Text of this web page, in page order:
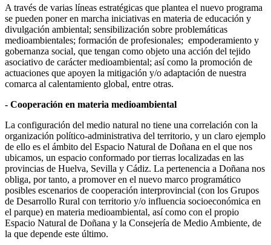
A través de varias líneas estratégicas que plantea el nuevo programa
se pueden poner en marcha iniciativas en materia de educación y
divulgación ambiental; sensibilización sobre problemáticas
medioambientales; formación de profesionales; empoderamiento y
gobernanza social, que tengan como objeto una acción del tejido
asociativo de carácter medioambiental; así como la promoción de
actuaciones que apoyen la mitigación y/o adaptación de nuestra
comarca al calentamiento global, entre otras.
- Cooperación en materia medioambiental
La configuración del medio natural no tiene una correlación con la
organización político-administrativa del territorio, y un claro ejemplo
de ello es el ámbito del Espacio Natural de Doñana en el que nos
ubicamos, un espacio conformado por tierras localizadas en las
provincias de Huelva, Sevilla y Cádiz. La pertenencia a Doñana nos
obliga, por tanto, a promover en el nuevo marco programático
posibles escenarios de cooperación interprovincial (con los Grupos
de Desarrollo Rural con territorio y/o influencia socioeconómica en
el parque) en materia medioambiental, así como con el propio
Espacio Natural de Doñana y la Consejería de Medio Ambiente, de
la que depende este último.